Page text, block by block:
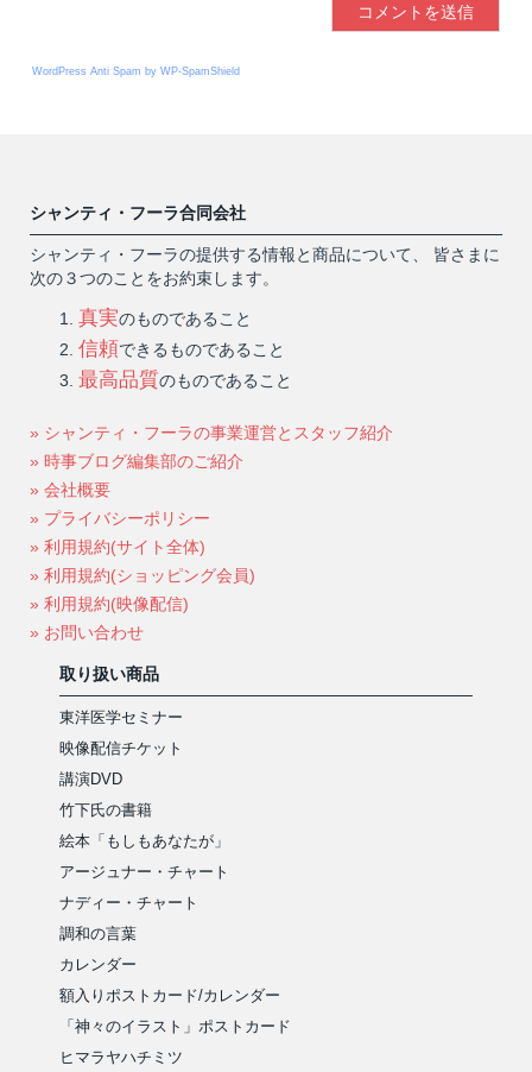
WordPress Anti Spam by WP-SpamShield
シャンティ・フーラ合同会社
シャンティ・フーラの提供する情報と商品について、 皆さまに
次の３つのことをお約束します。
真実のものであること
信頼できるものであること
最高品質のものであること
» シャンティ・フーラの事業運営とスタッフ紹介
» 時事ブログ編集部のご紹介
» 会社概要
» プライバシーポリシー
» 利用規約(サイト全体)
» 利用規約(ショッピング会員)
» 利用規約(映像配信)
» お問い合わせ
取り扱い商品
東洋医学セミナー
映像配信チケット
講演DVD
竹下氏の書籍
絵本「もしもあなたが」
アージュナー・チャート
ナディー・チャート
調和の言葉
カレンダー
額入りポストカード/カレンダー
「神々のイラスト」ポストカード
ヒマラヤハチミツ